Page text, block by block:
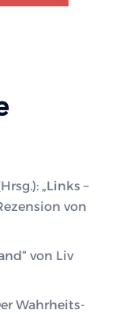
„Links –
von
von Liv
Wahrheits-